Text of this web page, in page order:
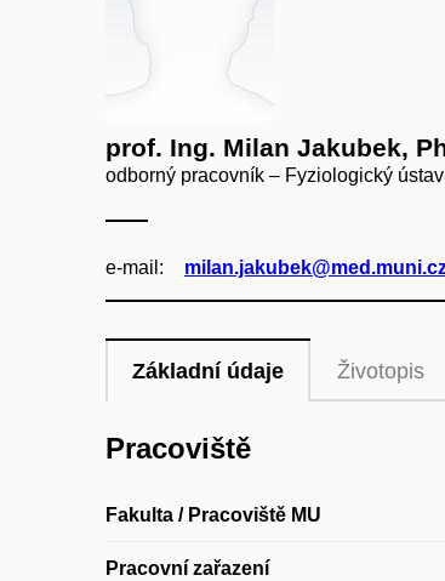
prof. Ing. Milan Jakubek,
odborný pracovník – Fyziologický ústav
e‑mail:
Základní údaje Životopis
Pracoviště
Fakulta / Pracoviště MU
Pracovní zařazení